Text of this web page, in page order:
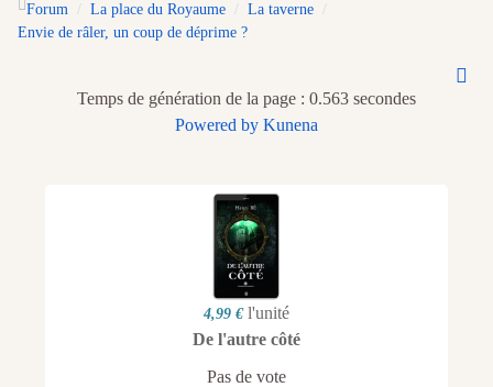
Forum La place du Royaume
La taverne
Envie de râler, un coup de déprime ?
Temps de génération de la page : 0.563 secondes
Powered by Kunena
4,99 € l'unité
De l'autre côté
Pas de vote